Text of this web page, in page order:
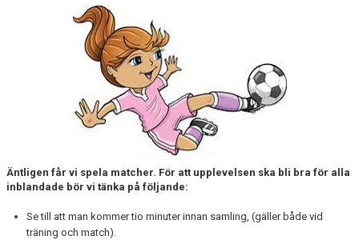
Äntligen får vi spela matcher. För att upplevelsen ska bli bra för alla
inblandade bör vi tänka på följande:
Se till att man kommer tio minuter innan samling, (gäller både vid
träning och match).